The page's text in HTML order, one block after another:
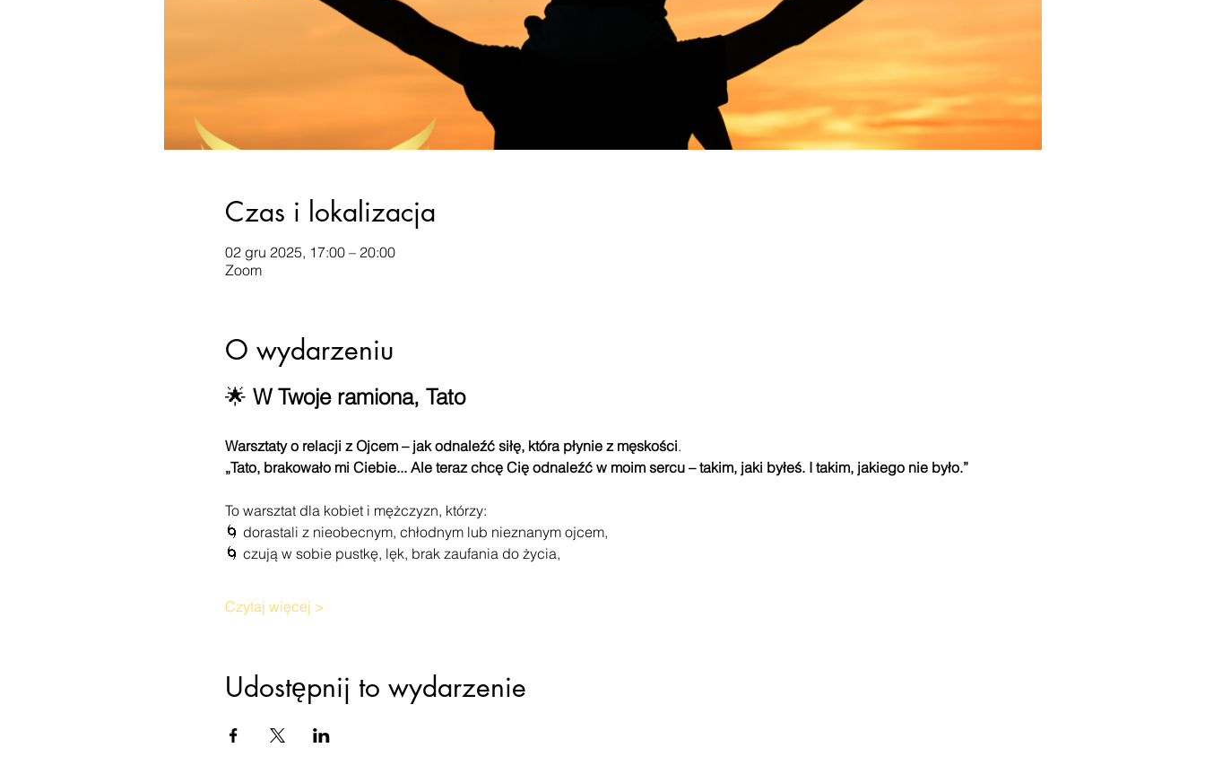
Czas i lokalizacja
02 gru 2025, 17:00 – 20:00
Zoom
O wydarzeniu
🌟 W Twoje ramiona, Tato
Warsztaty o relacji z Ojcem – jak odnaleźć siłę, która płynie z męskości.
„Tato, brakowało mi Ciebie... Ale teraz chcę Cię odnaleźć w moim sercu – takim, jaki byłeś. I takim, jakiego nie było.”
To warsztat dla kobiet i mężczyzn, którzy:
🌀 dorastali z nieobecnym, chłodnym lub nieznanym ojcem,
🌀 czują w sobie pustkę, lęk, brak zaufania do życia,
Czytaj więcej >
Udostępnij to wydarzenie